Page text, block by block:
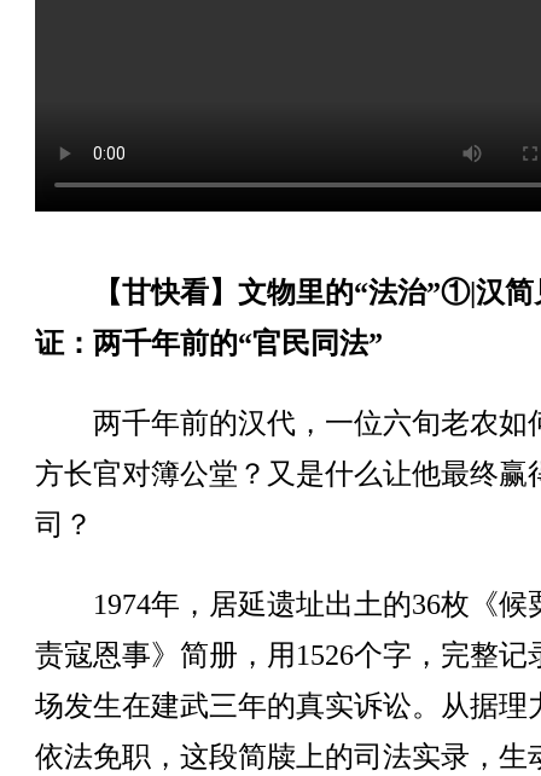
【甘快看】文物里的“法治”①|汉简
证：两千年前的“官民同法”
两千年前的汉代，一位六旬老农如
方长官对簿公堂？又是什么让他最终赢
司？
1974年，居延遗址出土的36枚《候
责寇恩事》简册，用1526个字，完整记
场发生在建武三年的真实诉讼。从据理
依法免职，这段简牍上的司法实录，生